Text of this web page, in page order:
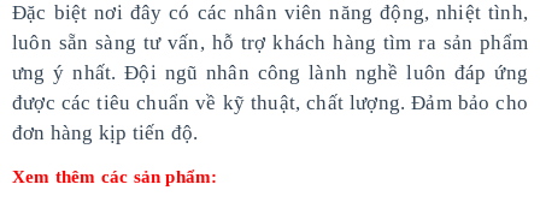
Đặc biệt nơi đây có các nhân viên năng động, nhiệt tình,
luôn sẵn sàng tư vấn, hỗ trợ khách hàng tìm ra sản phẩm
ưng ý nhất. Đội ngũ nhân công lành nghề luôn đáp ứng
được các tiêu chuẩn về kỹ thuật, chất lượng. Đảm bảo cho
đơn hàng kịp tiến độ.
Xem thêm các sản phẩm: